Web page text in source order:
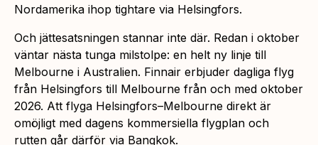
Nordamerika ihop tightare via Helsingfors.
Och jättesatsningen stannar inte där. Redan i oktober
väntar nästa tunga milstolpe: en helt ny linje till
Melbourne i Australien. Finnair erbjuder dagliga flyg
från Helsingfors till Melbourne från och med oktober
2026. Att flyga Helsingfors–Melbourne direkt är
omöjligt med dagens kommersiella flygplan och
rutten går därför via Bangkok.